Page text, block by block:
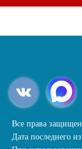
Все права
Дата последнего